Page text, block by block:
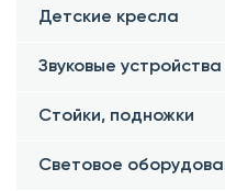
Детские кресла
Звуковые устройства
Стойки, подножки
Световое